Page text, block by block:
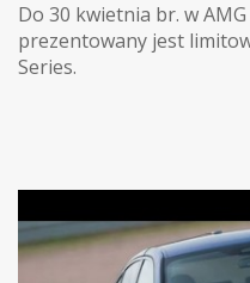
Do 30 kwietnia br. w
prezentowany jest
Series.